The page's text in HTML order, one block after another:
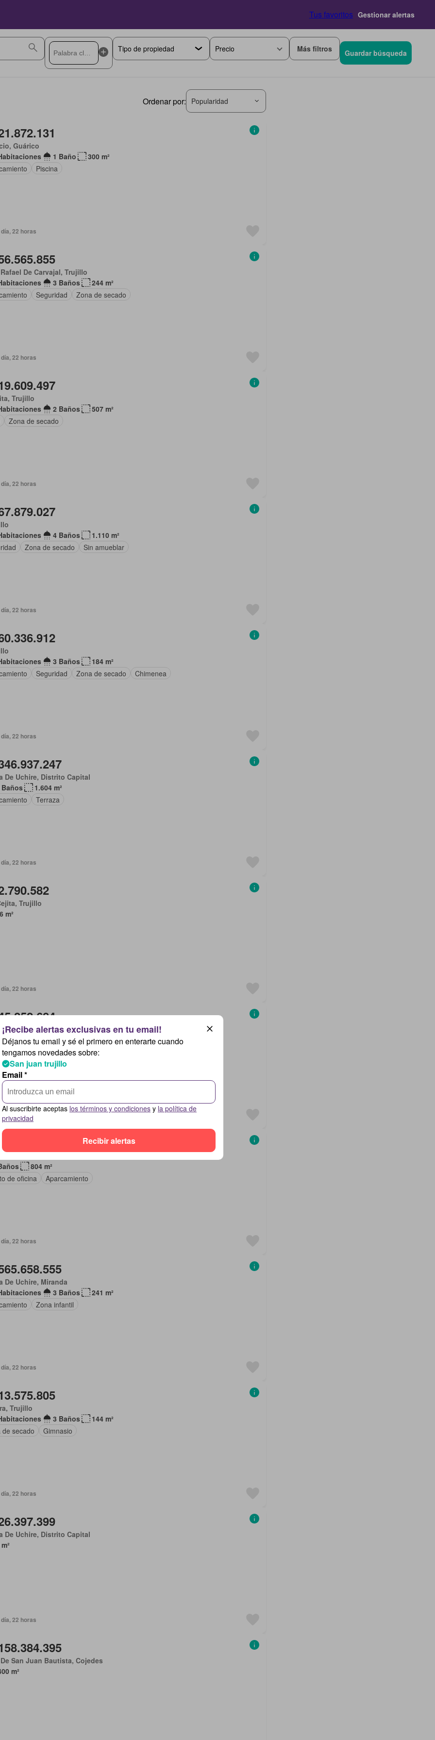
Tus favoritos Gestionar alertas
Precio Más filtros Guardar búsqueda
Ordenar por: Popularidad
Guárico
1 Baño
300 m²
Piscina
22 horas
De Carvajal, Trujillo
3 Baños
244 m²
Seguridad Zona de secado
22 horas
Trujillo
2 Baños
507 m²
Zona de secado
22 horas
4 Baños
1.110 m²
Zona de secado Sin amueblar
22 horas
3 Baños
184 m²
Seguridad Zona de secado Chimenea
22 horas
De Uchire, Distrito Capital
Baños
1.604 m²
Terraza
22 horas
Trujillo
m²
22 horas
Zulia
3 Baños 140 m²
22 horas
Guárico
804 m²
de oficina
Aparcamiento
22 horas
De Uchire, Miranda
3 Baños
241 m²
Zona infantil
22 horas
Trujillo
3 Baños
144 m²
de secado
Gimnasio
22 horas
De Uchire, Distrito Capital
22 horas
San Juan Bautista, Cojedes
m²
Déjanos tu email y sé el primero en enterarte cuando
tengamos novedades sobre:
San juan trujillo
Email *
Al suscribirte aceptas los términos y condiciones y la política de
privacidad
Recibir alertas